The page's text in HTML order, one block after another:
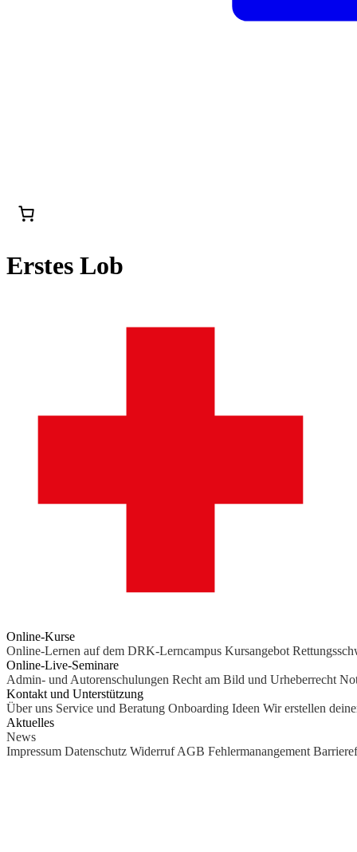
Erstes Lob
Online-Kurse
Online-Lernen auf dem DRK-Lerncampus Kursangebot
Online-Live-Seminare
Admin- und Autorenschulungen Recht am Bild und Urheberrecht
Kontakt und Unterstützung
Über uns Service und Beratung Onboarding Ideen Wir erstellen
Aktuelles
News
Impressum Datenschutz Widerruf AGB Fehlermanangement